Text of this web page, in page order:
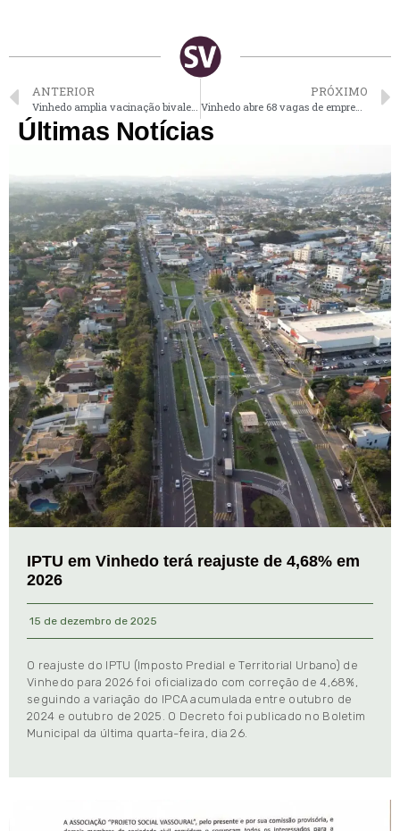
ANTERIOR PRÓXIMO
Vinhedo abre 68 vagas de emprego para operador de roçadeira
Últimas Notícias
IPTU em Vinhedo terá reajuste de 4,68% em
2026
15 de dezembro de 2025
O reajuste do IPTU (Imposto Predial e Territorial Urbano) de
Vinhedo para 2026 foi oficializado com correção de 4,68%,
seguindo a variação do IPCA acumulada entre outubro de
2024 e outubro de 2025. O Decreto foi publicado no Boletim
Municipal da última quarta-feira, dia 26.